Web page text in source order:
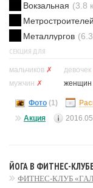
Вокзальная (3.8
Метростроителей
Металлургов
СЕКЦИЯ ДЛЯ
мальчиков ✗ девочек
мужчин ✗ женщин
Фото (1)
Акция
ЙОГА В ФИТНЕС-
ФИТНЕС-КЛУБ